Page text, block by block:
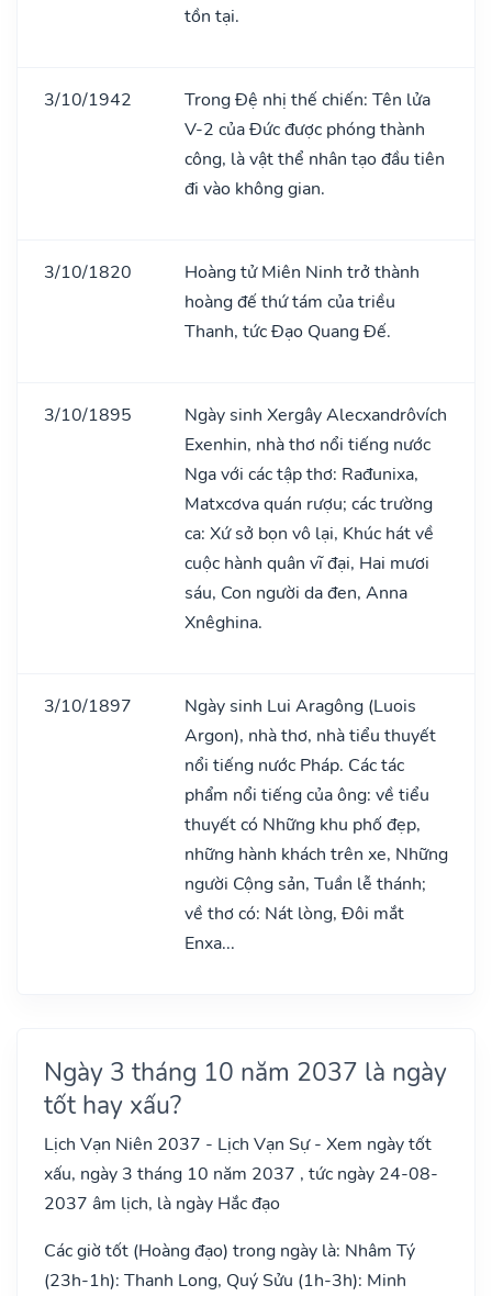
tồn tại.
3/10/1942
Trong Đệ nhị thế chiến: Tên lửa
V-2 của Đức được phóng thành
công, là vật thể nhân tạo đầu tiên
đi vào không gian.
3/10/1820
Hoàng tử Miên Ninh trở thành
hoàng đế thứ tám của triều
Thanh, tức Đạo Quang Đế.
3/10/1895
Ngày sinh Xergây Alecxandrôvích
Exenhin, nhà thơ nổi tiếng nước
Nga với các tập thơ: Rađunixa,
Matxcơva quán rượu; các trường
ca: Xứ sở bọn vô lại, Khúc hát về
cuộc hành quân vĩ đại, Hai mươi
sáu, Con người da đen, Anna
Xnêghina.
3/10/1897
Ngày sinh Lui Aragông (Luois
Argon), nhà thơ, nhà tiểu thuyết
nổi tiếng nước Pháp. Các tác
phẩm nổi tiếng của ông: về tiểu
thuyết có Những khu phố đẹp,
những hành khách trên xe, Những
người Cộng sản, Tuần lễ thánh;
về thơ có: Nát lòng, Đôi mắt
Enxa...
Ngày 3 tháng 10 năm 2037 là ngày
tốt hay xấu?
Lịch Vạn Niên 2037 - Lịch Vạn Sự - Xem ngày tốt
xấu, ngày 3 tháng 10 năm 2037 , tức ngày 24-08-
2037 âm lịch, là ngày Hắc đạo
Các giờ tốt (Hoàng đạo) trong ngày là: Nhâm Tý
(23h-1h): Thanh Long, Quý Sửu (1h-3h): Minh